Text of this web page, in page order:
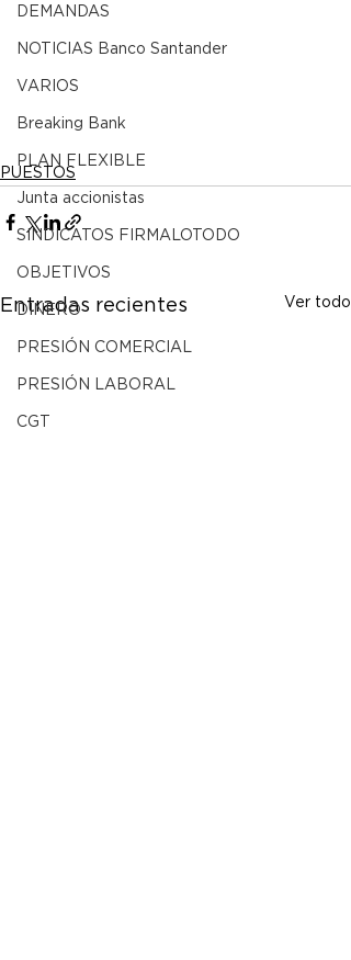
DEMANDAS
NOTICIAS Banco Santander
VARIOS
Breaking Bank
PLAN FLEXIBLE
Junta accionistas
SINDICATOS FIRMALOTODO
OBJETIVOS
DINERO
PRESIÓN COMERCIAL
PRESIÓN LABORAL
CGT
PUESTOS
Entradas recientes Ver todo